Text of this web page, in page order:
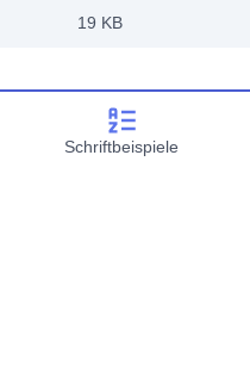
19 KB
Schriftbeispiele